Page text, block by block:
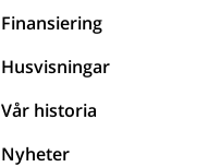
Finansiering
Husvisningar
Vår historia
Nyheter